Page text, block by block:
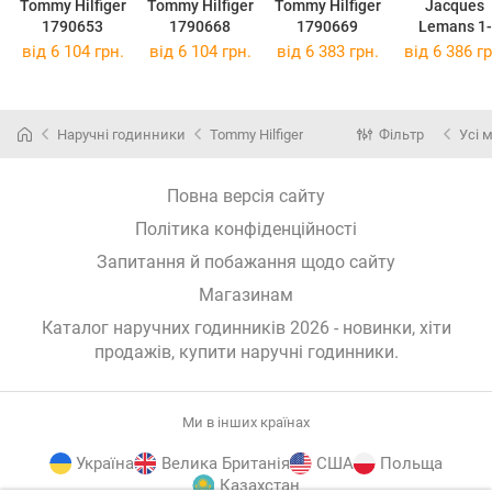
Tommy Hilfiger
1790653
Tommy Hilfiger
1790668
Tommy Hilfiger
1790669
Jacques
Lemans 1-
1769J
від 6 104 грн. від 6 104 грн. від 6 383 грн. від 6 386
Наручні годинники Tommy Hilfiger Фільтр Усі
Повна версія сайту
Політика конфіденційності
Запитання й побажання щодо сайту
Магазинам
Каталог наручних годинників 2026 - новинки, хіти
продажів, купити наручні годинники.
Ми в інших країнах
Україна Велика Британія США
Польща
Казахстан